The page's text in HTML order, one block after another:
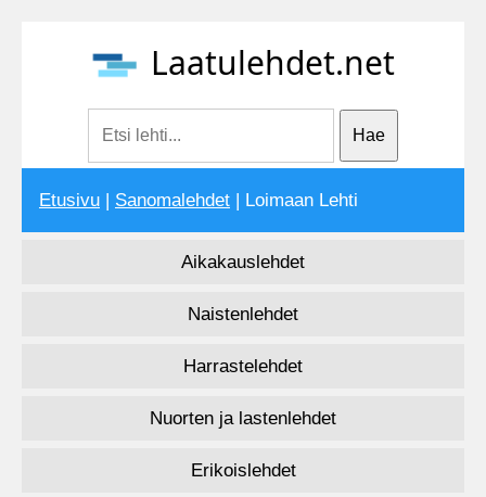
Laatulehdet.net
Etusivu Sanomalehdet | Loimaan Lehti
Aikakauslehdet
Naistenlehdet
Harrastelehdet
Nuorten ja lastenlehdet
Erikoislehdet